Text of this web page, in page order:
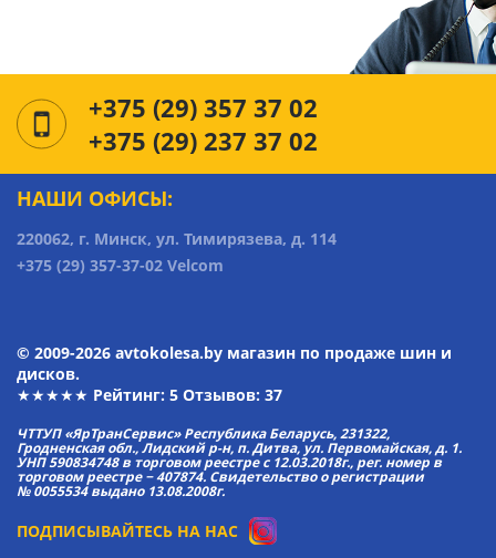
+375 (29) 357 37 02
+375 (29) 237 37 02
НАШИ ОФИСЫ:
220062, г. Минск, ул. Тимирязева, д. 114
+375 (29) 357-37-02 Velcom
© 2009-2026 avtokolesa.by магазин по продаже шин и
дисков.
★★★★★ Рейтинг: 5 Отзывов: 37
ЧТТУП «ЯрТранСервис» Республика Беларусь, 231322,
Гродненская обл., Лидский р-н, п. Дитва, ул. Первомайская, д. 1.
УНП 590834748 в торговом реестре с 12.03.2018г., рег. номер в
торговом реестре − 407874. Свидетельство о регистрации
№ 0055534 выдано 13.08.2008г.
ПОДПИСЫВАЙТЕСЬ НА НАС